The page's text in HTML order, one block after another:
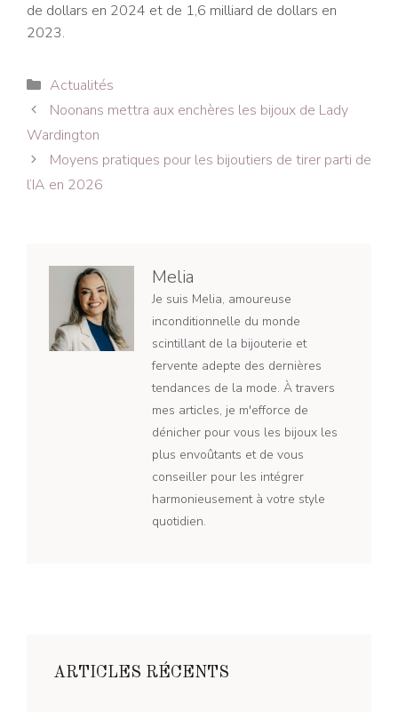
de dollars en 2024 et de 1,6 milliard de dollars en
2023.
Catégories
Actualités
Navigation
des
articles
Noonans mettra aux enchères les bijoux de Lady
Wardington
Moyens pratiques pour les bijoutiers de tirer parti de
l’IA en 2026
Melia
Je suis Melia, amoureuse
inconditionnelle du monde
scintillant de la bijouterie et
fervente adepte des dernières
tendances de la mode. À travers
mes articles, je m'efforce de
dénicher pour vous les bijoux les
plus envoûtants et de vous
conseiller pour les intégrer
harmonieusement à votre style
quotidien.
ARTICLES RÉCENTS